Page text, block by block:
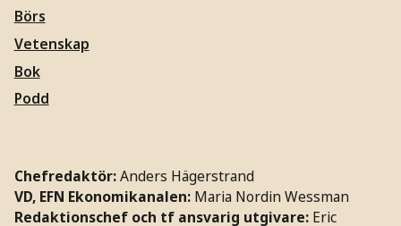
Börs
Vetenskap
Bok
Podd
Chefredaktör:Anders Hägerstrand
VD, EFN Ekonomikanalen: Maria Nordin Wessman
Redaktionschef och tf ansvarig utgivare: Eric